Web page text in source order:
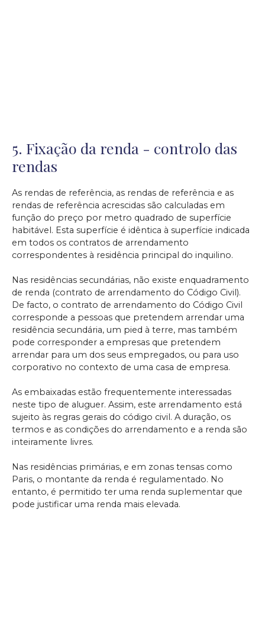
5. Fixação da renda - controlo das
rendas
As rendas de referência, as rendas de referência e as
rendas de referência acrescidas são calculadas em
função do preço por metro quadrado de superfície
habitável. Esta superfície é idêntica à superfície indicada
em todos os contratos de arrendamento
correspondentes à residência principal do inquilino.
Nas residências secundárias, não existe enquadramento
de renda (contrato de arrendamento do Código Civil).
De facto, o contrato de arrendamento do Código Civil
corresponde a pessoas que pretendem arrendar uma
residência secundária, um pied à terre, mas também
pode corresponder a empresas que pretendem
arrendar para um dos seus empregados, ou para uso
corporativo no contexto de uma casa de empresa.
As embaixadas estão frequentemente interessadas
neste tipo de aluguer. Assim, este arrendamento está
sujeito às regras gerais do código civil. A duração, os
termos e as condições do arrendamento e a renda são
inteiramente livres.
Nas residências primárias, e em zonas tensas como
Paris, o montante da renda é regulamentado. No
entanto, é permitido ter uma renda suplementar que
pode justificar uma renda mais elevada.